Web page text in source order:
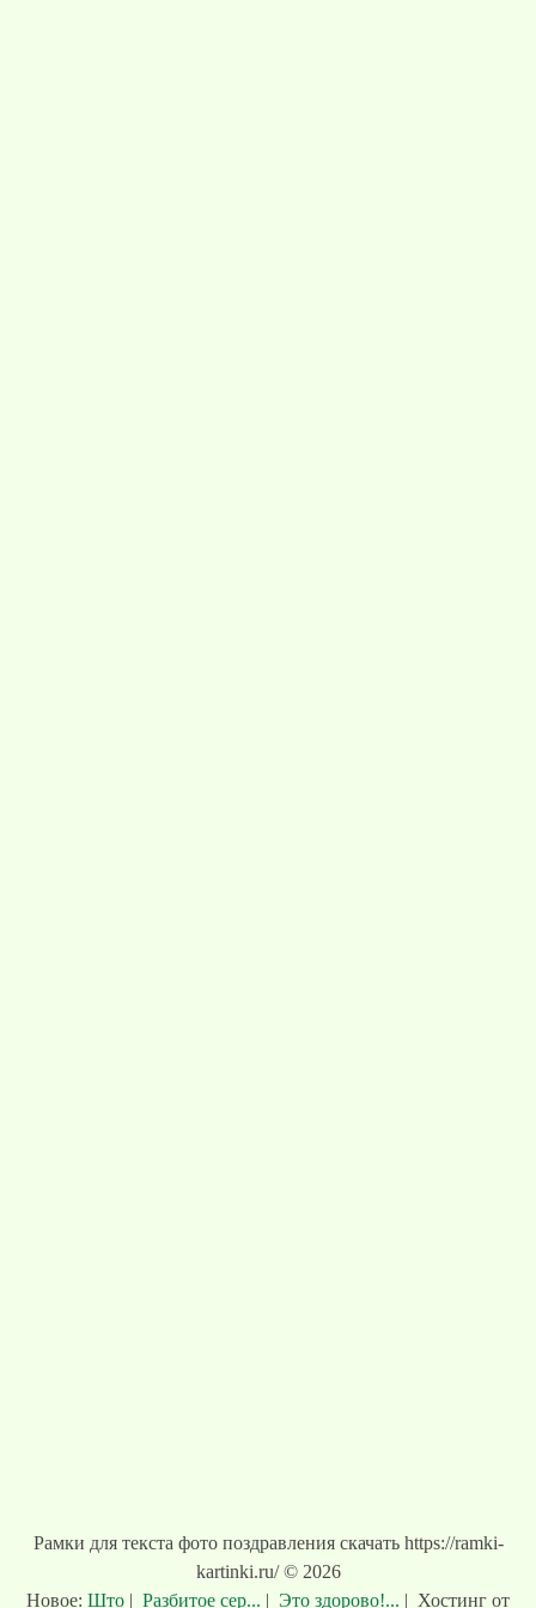
Рамки для текста фото поздравления скачать https://ramki-
kartinki.ru/ © 2026
Новое: Што | Разбитое сер... | Это здорово!... | Хостинг от